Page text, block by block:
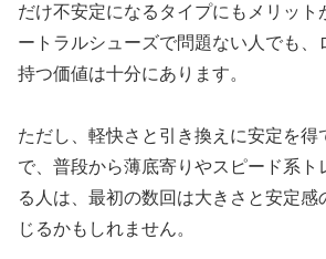
だけ不安定になるタイプにもメリット
ートラルシューズで問題ない人でも、
持つ価値は十分にあります。
ただし、軽快さと引き換えに安定を得
で、普段から薄底寄りやスピード系ト
る人は、最初の数回は大きさと安定感
じるかもしれません。